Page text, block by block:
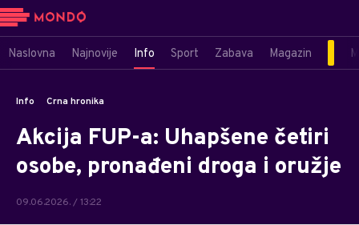
Naslovna Najnovije Info Sport Zabava Magazin
Info Crna hronika
Akcija FUP-a: Uhapšene četiri
osobe, pronađeni droga i oružje
09.06.2026. / 13:22